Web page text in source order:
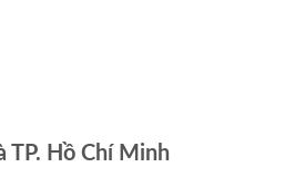
TP. Hồ Chí Minh